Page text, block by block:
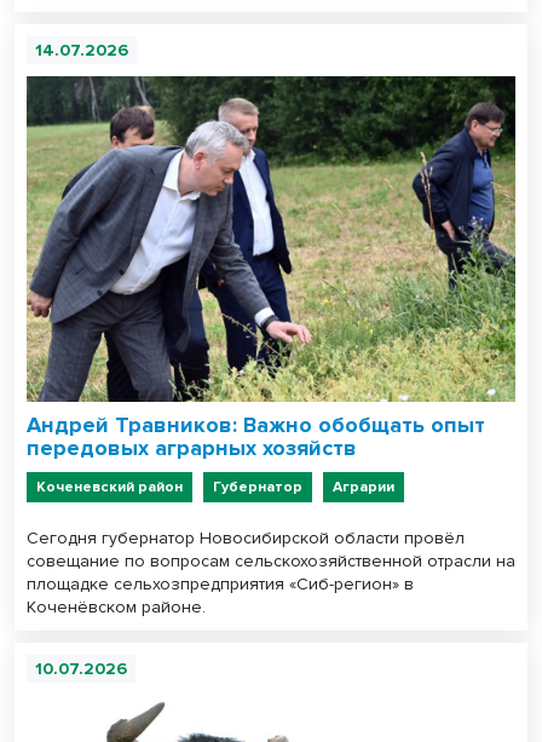
14.07.2026
Андрей Травников: Важно обобщать опыт
передовых аграрных хозяйств
Коченевский район Губернатор Аграрии
Сегодня губернатор Новосибирской области провёл
совещание по вопросам сельскохозяйственной отрасли на
площадке сельхозпредприятия «Сиб-регион» в
Коченёвском районе.
10.07.2026